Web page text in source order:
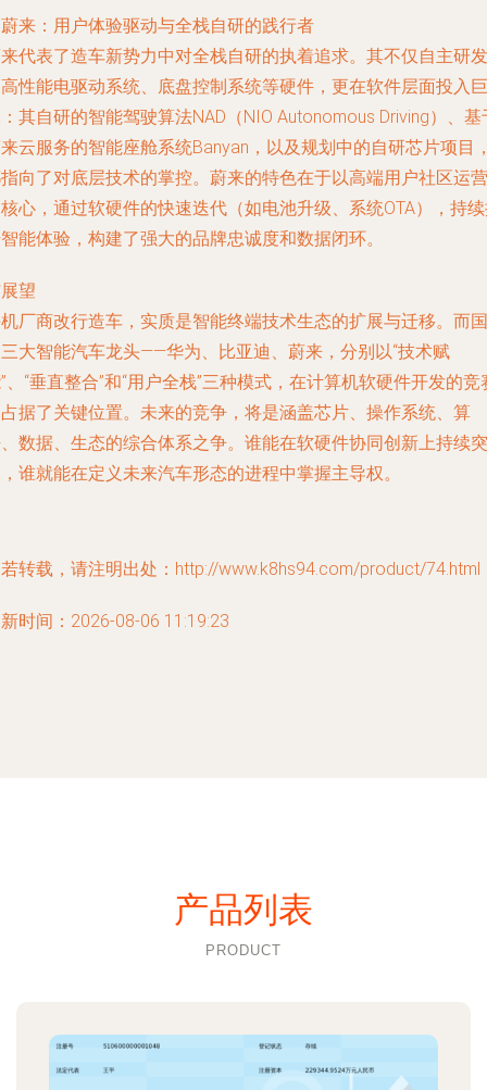
来：用户体验驱动与全栈自研的践行者
代表了造车新势力中对全栈自研的执着追求。其不仅自主研发
性能电驱动系统、底盘控制系统等硬件，更在软件层面投入巨
其自研的智能驾驶算法NAD（NIO Autonomous Driving）、基
云服务的智能座舱系统Banyan，以及规划中的自研芯片项目
向了对底层技术的掌控。蔚来的特色在于以高端用户社区运营
心，通过软硬件的快速迭代（如电池升级、系统OTA），持
能体验，构建了强大的品牌忠诚度和数据闭环。
望
厂商改行造车，实质是智能终端技术生态的扩展与迁移。而国
大智能汽车龙头——华为、比亚迪、蔚来，分别以“技术赋
、“垂直整合”和“用户全栈”三种模式，在计算机软硬件开发的竞
据了关键位置。未来的竞争，将是涵盖芯片、操作系统、算
数据、生态的综合体系之争。谁能在软硬件协同创新上持续突
谁就能在定义未来汽车形态的进程中掌握主导权。
转载，请注明出处：http://www.k8hs94.com/product/74.html
时间：2026-08-06 11:19:23
产品列表
PRODUCT